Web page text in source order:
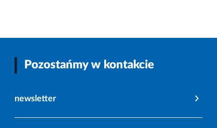
Pozostańmy w kontakcie
newsletter